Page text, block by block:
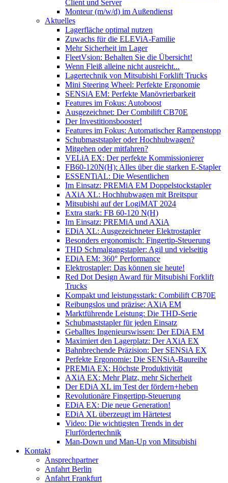
Client und Server
Monteur (m/w/d) im Außendienst
Aktuelles
Lagerfläche optimal nutzen
Zuwachs für die ELEViA-Familie
Mehr Sicherheit im Lager
FleetVsion: Behalten Sie die Übersicht!
Wenn Fleiß alleine nicht ausreicht...
Lagertechnik von Mitsubishi Forklift Trucks
Mini Steering Wheel: Perfekte Ergonomie
SENSiA EM: Perfekte Manövrierbarkeit
Features im Fokus: Autoboost
Ausgezeichnet: Der Combilift CB70E
Der Investitionsbooster!
Features im Fokus: Automatischer Rampenstopp
Schubmaststapler oder Hochhubwagen?
Mitgehen oder mitfahren?
VELiA EX: Der perfekte Kommissionierer
FB60-120N(H): Alles über die starken E-Stapler
ESSENTiAL: Die Wesentlichen
Im Einsatz: PREMiA EM Doppelstockstapler
AXiA XL: Hochhubwagen mit Breitspur
Mitsubishi auf der LogiMAT 2024
Extra stark: FB 60-120 N(H)
Im Einsatz: PREMiA und AXiA
EDiA XL: Ausgezeichneter Elektrostapler
Besonders ergonomisch: Fingertip-Steuerung
THD Schmalgangstapler: Agil und vielseitig
EDiA EM: 360° Performance
Elektrostapler: Das können sie heute!
Red Dot Design Award für Mitsubishi Forklift
Trucks
Kompakt und leistungsstark: Combilift CB70E
Reibungslos und präzise: AXiA EM
Marktführende Leistung: Die THD-Serie
Schubmaststapler für jeden Einsatz
Geballtes Ingenieurswissen: Der EDiA EM
Maximiert den Lagerplatz: Der AXiA EX
Bahnbrechende Präzision: Der SENSiA EX
Perfekte Ergonomie: Die SENSiA-Baureihe
PREMiA EX: Höchste Produktivität
AXiA EX: Mehr Platz, mehr Sicherheit
Der EDiA XL im Test der fördern+heben
Revolutionäre Fingertipp-Steuerung
EDiA EX: Die neue Generation!
EDiA XL überzeugt im Härtetest
Video: Die wichtigsten Trends in der
Flurfördertechnik
Man-Down und Man-Up von Mitsubishi
Kontakt
Ansprechpartner
Anfahrt Berlin
Anfahrt Frankfurt